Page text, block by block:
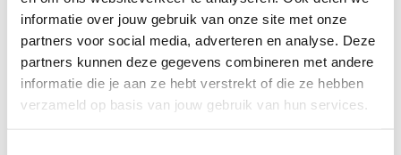
informatie over jouw gebruik van onze site met onze
partners voor social media, adverteren en analyse. Deze
partners kunnen deze gegevens combineren met andere
informatie die je aan ze hebt verstrekt of die ze hebben
verzameld op basis van jouw gebruik van hun services.